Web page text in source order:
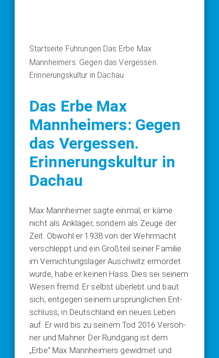
Startseite Führungen Das Erbe Max
Mannheimers: Gegen das Vergessen.
Erinnerungskultur in Dachau
Das Erbe Max
Mannheimers: Gegen
das Vergessen.
Erinnerungskultur in
Dachau
Max Mann­hei­mer sag­te ein­mal, er käme
nicht als Anklä­ger, son­dern als Zeu­ge der
Zeit. Obwohl er 1938 von der Wehr­macht
ver­schleppt und ein Groß­teil sei­ner Fami­lie
im Ver­nich­tungs­la­ger Ausch­witz ermor­det
wur­de, habe er kei­nen Hass. Dies sei sei­nem
Wesen fremd. Er selbst über­lebt und baut
sich, ent­ge­gen sei­nem ursprüng­li­chen Ent­
schluss, in Deutsch­land ein neu­es Leben
auf. Er wird bis zu sei­nem Tod 2016 Ver­söh­
ner und Mah­ner. Der Rund­gang ist dem
„Erbe“ Max Mann­hei­mers gewid­met und